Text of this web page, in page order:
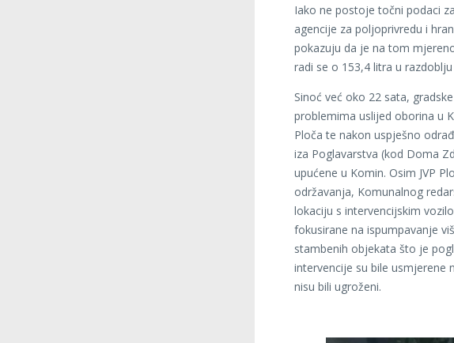
Iako ne postoje točni podaci
agencije za poljoprivredu i
pokazuju da je na tom
radi se o 153,4 litra u
Sinoć već oko 22 sata,
problemima uslijed oborina u
Ploča te nakon uspješno
iza Poglavarstva (kod Doma
upućene u Komin. Osim JVP
održavanja, Komunalnog
lokaciju s intervencijskim
fokusirane na ispumpavanje
stambenih objekata što je
intervencije su bile usmjerene
nisu bili ugroženi.